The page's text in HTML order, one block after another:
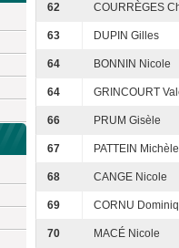
62 COURRÈGES
63 DUPIN Gilles
64 BONNIN Nicole
64 GRINCOURT
66 PRUM Gisèle
67 PATTEIN Michèle
68 CANGE Nicole
69 CORNU
70 MACÉ Nicole